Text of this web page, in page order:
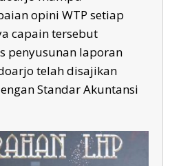
opini WTP setiap
capain tersebut
penyusunan laporan
telah disajikan
Standar Akuntansi